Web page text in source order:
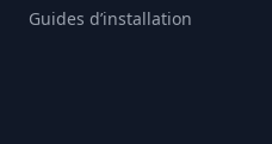
Guides d’installation